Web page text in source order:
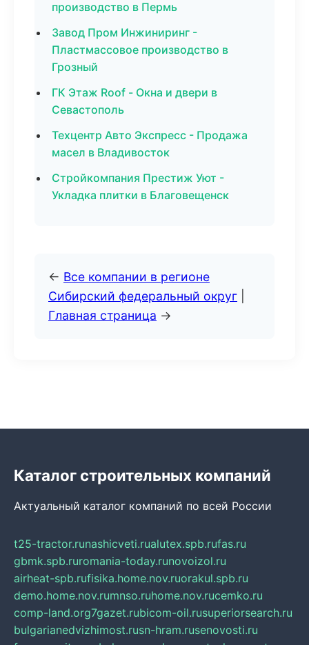
производство в Пермь
Завод Пром Инжиниринг -
Пластмассовое производство в
Грозный
ГК Этаж Roof - Окна и двери в
Севастополь
Техцентр Авто Экспресс - Продажа
масел в Владивосток
Стройкомпания Престиж Уют -
Укладка плитки в Благовещенск
← Все компании в регионе
Сибирский федеральный округ
Главная страница →
Каталог строительных компаний
Актуальный каталог компаний по всей России
t25-tractor.runashicveti.rualutex.spb.rufas.ru
gbmk.spb.ruromania-today.runovoizol.ru
airheat-spb.rufisika.home.nov.ruorakul.spb.ru
demo.home.nov.rumnso.ruhome.nov.rucemko.ru
comp-land.org7gazet.rubicom-oil.rusuperiorsearch.ru
bulgarianedvizhimost.rusn-hram.rusenovosti.ru